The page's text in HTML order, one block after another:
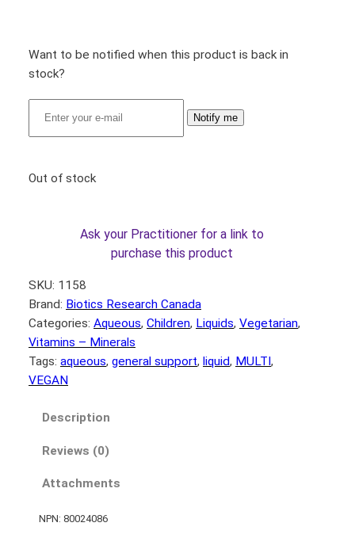
Want to be notified when this product is back in
stock?
Notify me
Out of stock
Ask your Practitioner for a link to
purchase this product
SKU: 1158
Brand: Biotics Research Canada
Categories: Aqueous, Children, Liquids, Vegetarian
Vitamins – Minerals
Tags: aqueous, general support, liquid, MULTI
VEGAN
Description
Reviews (0)
Attachments
NPN: 80024086